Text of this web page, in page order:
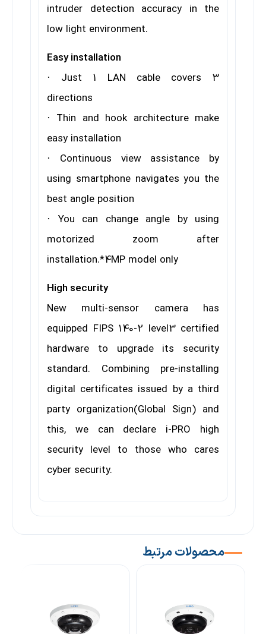
intruder detection accuracy in the
low light environment.
Easy installation
· Just 1 LAN cable covers 3
directions
· Thin and hook architecture make
easy installation
· Continuous view assistance by
using smartphone navigates you the
best angle position
· You can change angle by using
motorized zoom after
installation.*4MP model only
High security
New multi-sensor camera has
equipped FIPS 140-2 level3 certified
hardware to upgrade its security
standard. Combining pre-installing
digital certificates issued by a third
party organization(Global Sign) and
this, we can declare i-PRO high
security level to those who cares
cyber security.
محصولات مرتبط